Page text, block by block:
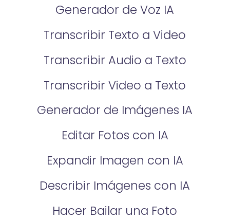
Generador de Voz IA
Transcribir Texto a Video
Transcribir Audio a Texto
Transcribir Video a Texto
Generador de Imágenes IA
Editar Fotos con IA
Expandir Imagen con IA
Describir Imágenes con IA
Hacer Bailar una Foto